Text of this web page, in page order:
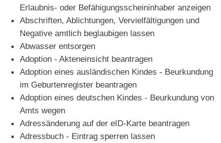
Erlaubnis- oder Befähigungsscheininhaber anzeigen
Abschriften, Ablichtungen, Vervielfältigungen und
Negative amtlich beglaubigen lassen
Abwasser entsorgen
Adoption - Akteneinsicht beantragen
Adoption eines ausländischen Kindes - Beurkundung
im Geburtenregister beantragen
Adoption eines deutschen Kindes - Beurkundung von
Amts wegen
Adressänderung auf der eID-Karte beantragen
Adressbuch - Eintrag sperren lassen